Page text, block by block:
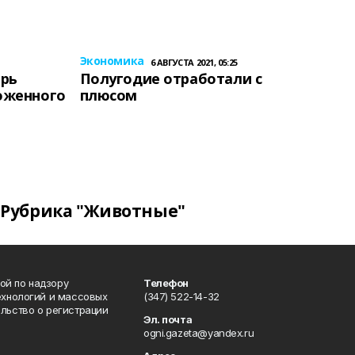
Экономика 6 АВГУСТА 2021, 05:25
Полугодие отработали с
плюсом
Рубрика "Животные"
по надзору
и массовых
о регистрации
Телефон
(347) 522-14-32
Эл. почта
ogni.gazeta@yandex.ru